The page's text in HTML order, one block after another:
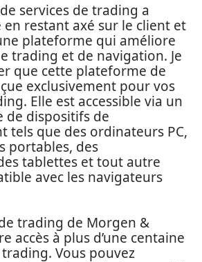
services de trading a
en restant axé sur le client et
plateforme qui améliore
trading et de navigation. Je
que cette plateforme de
exclusivement pour vos
Elle est accessible via un
de dispositifs de
tels que des ordinateurs PC,
portables, des
tablettes et tout autre
avec les navigateurs
trading de Morgen &
accès à plus d’une centaine
Vous pouvez